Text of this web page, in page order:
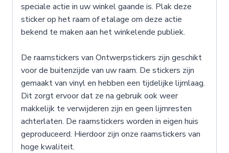
speciale actie in uw winkel gaande is. Plak deze
sticker op het raam of etalage om deze actie
bekend te maken aan het winkelende publiek.
De raamstickers van Ontwerpstickers zijn geschikt
voor de buitenzijde van uw raam. De stickers zijn
gemaakt van vinyl en hebben een tijdelijke lijmlaag.
Dit zorgt ervoor dat ze na gebruik ook weer
makkelijk te verwijderen zijn en geen lijmresten
achterlaten. De raamstickers worden in eigen huis
geproduceerd. Hierdoor zijn onze raamstickers van
hoge kwaliteit.